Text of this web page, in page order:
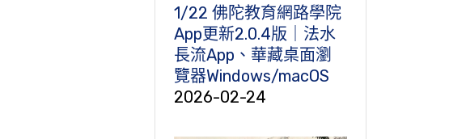
1/22 佛陀教育網路學院
App更新2.0.4版｜法水
長流App、華藏桌面瀏
覽器Windows/macOS
2026-02-24